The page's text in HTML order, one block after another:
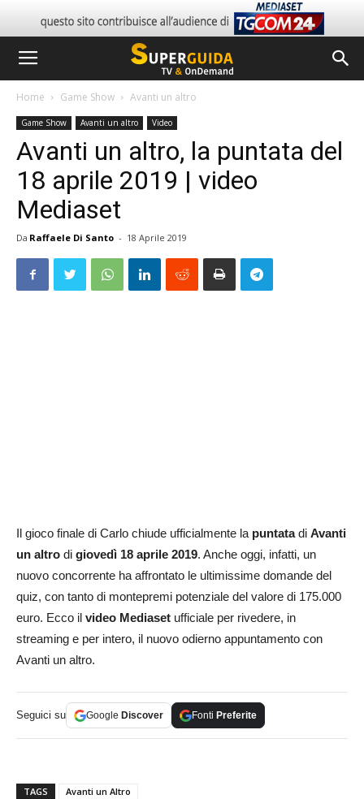
Home Game Show Avanti un altro
Game Show Avanti un altro Video
Avanti un altro, la puntata del
18 aprile 2019 | video
Mediaset
Da Raffaele Di Santo - 18 Aprile 2019
Il gioco finale di Carlo chiude ufficialmente la puntatadi Avanti
un altro di giovedì 18 aprile 2019. Anche oggi, infatti, un
nuovo concorrente ha affrontato le ultimissime domande del
quiz, con tanto di montepremi potenziale del valore di 175.000
euro. Ecco il video Mediaset ufficiale per rivedere, in
streaming e per intero, il nuovo odierno appuntamento con
Avanti un altro.
Seguici su Google Discover Fonti Preferite
TAGS Avanti un Altro